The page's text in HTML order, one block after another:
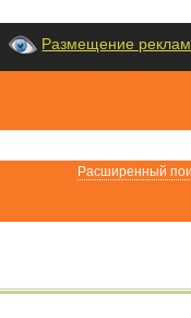
Размещение
Расширенный